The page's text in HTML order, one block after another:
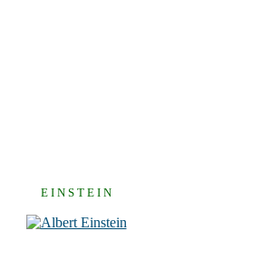
E I N S T E I N